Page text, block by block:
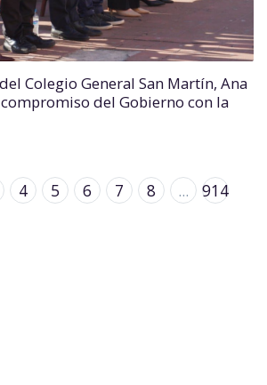
Colegio General San Martín, Ana
del Gobierno con la
4 5 6 7 8 ...
914